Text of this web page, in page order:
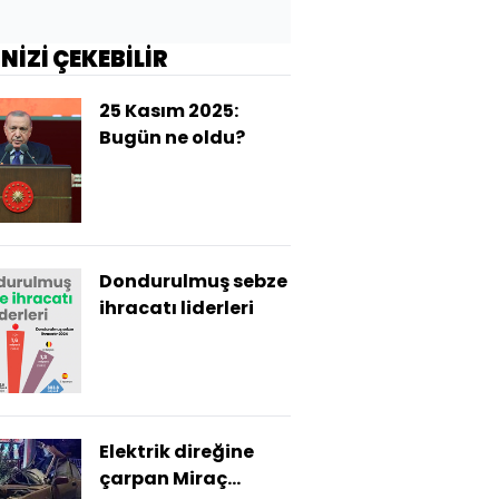
ÇEKEBİLİR
25 Kasım 2025:
Bugün ne oldu?
Dondurulmuş sebze
ihracatı liderleri
Elektrik direğine
çarpan Miraç